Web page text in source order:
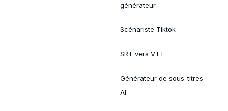
générateur
Scénariste Tiktok
SRT vers VTT
Générateur de sous-titres
AI